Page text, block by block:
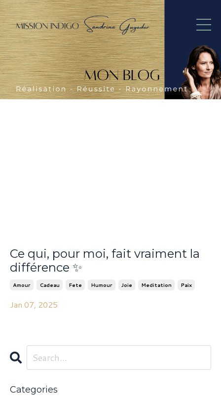
Ce qui, pour moi, fait vraiment la
différence ✨
Amour Cadeau Fete Humour Joie Meditation Paix
Jan 07, 2025
Categories